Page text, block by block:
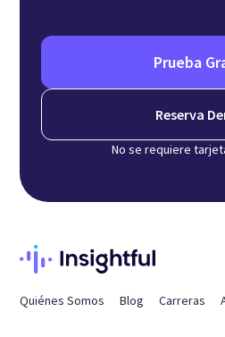
Prueba
Reserva
No se requiere
Quiénes Somos Blog Carreras